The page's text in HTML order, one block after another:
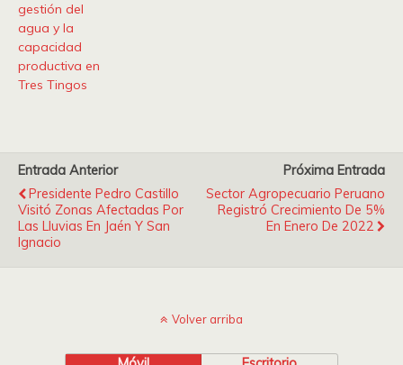
gestión del
agua y la
capacidad
productiva en
Tres Tingos
Entrada Anterior
Presidente Pedro Castillo
Visitó Zonas Afectadas Por
Las Lluvias En Jaén Y San
Ignacio
Próxima Entrada
Sector Agropecuario Peruano
Registró Crecimiento De 5%
En Enero De 2022
Volver arriba